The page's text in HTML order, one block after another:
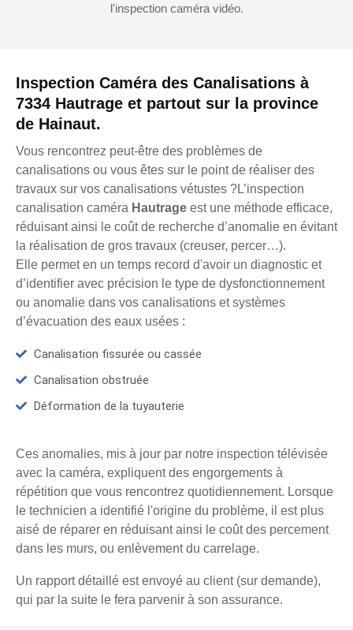
Inspection Caméra des Canalisations à
7334 Hautrage et partout sur la province
de Hainaut.
Vous rencontrez peut-être des problèmes de
canalisations ou vous êtes sur le point de réaliser des
travaux sur vos canalisations vétustes ?L’inspection
canalisation caméra Hautrage est une méthode efficace,
réduisant ainsi le coût de recherche d’anomalie en évitant
la réalisation de gros travaux (creuser, percer…).
Elle permet en un temps record d'avoir un diagnostic et
d’identifier avec précision le type de dysfonctionnement
ou anomalie dans vos canalisations et systèmes
d’évacuation des eaux usées :
Canalisation fissurée ou cassée
Canalisation obstruée
Déformation de la tuyauterie
Ces anomalies, mis à jour par notre inspection télévisée
avec la caméra, expliquent des engorgements à
répétition que vous rencontrez quotidiennement. Lorsque
le technicien a identifié l'origine du problème, il est plus
aisé de réparer en réduisant ainsi le coût des percement
dans les murs, ou enlèvement du carrelage.
Un rapport détaillé est envoyé au client (sur demande),
qui par la suite le fera parvenir à son assurance.
l'inspection caméra vidéo.